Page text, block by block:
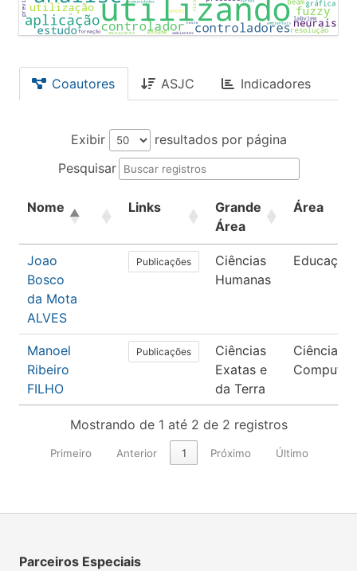
Coautores ASJC Indicadores
Exibir
resultados por página
Pesquisar
Nome Links
Grande
Área
Área
Joao
Bosco
da Mota
ALVES
Publicações
Ciências
Humanas
Educação
Manoel
Ribeiro
FILHO
Publicações
Ciências
Exatas e
da Terra
Ciência da
Mostrando de 1 até 2 de 2 registros
Primeiro Anterior 1 Próximo Último
Parceiros Especiais